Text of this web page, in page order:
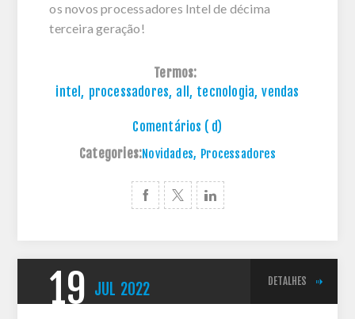
os novos processadores Intel de décima
terceira geração!
Termos:
intel , processadores, all , tecnologia, vendas
Comentários ( d)
Categories:Novidades, Processadores
19 JUL 2022 DETALHES